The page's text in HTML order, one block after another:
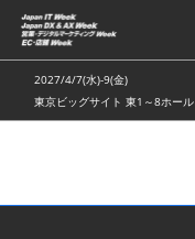
ス
キ
ッ
し
む
2027/4/7(水)-9(金)
東京ビッグサイト 東1～8ホール